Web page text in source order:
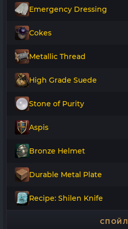
Emergency Dressing
Cokes
Metallic Thread
High Grade Suede
Stone of Purity
Aspis
Bronze Helmet
Durable Metal Plate
Recipe: Shilen Knife
СПОЙЛ